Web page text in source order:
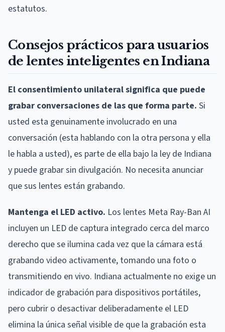
estatutos.
Consejos prácticos para usuarios
de lentes inteligentes en Indiana
El consentimiento unilateral significa que puede
grabar conversaciones de las que forma parte. Si
usted esta genuinamente involucrado en una
conversación (esta hablando con la otra persona y ella
le habla a usted), es parte de ella bajo la ley de Indiana
y puede grabar sin divulgación. No necesita anunciar
que sus lentes están grabando.
Mantenga el LED activo. Los lentes Meta Ray-Ban AI
incluyen un LED de captura integrado cerca del marco
derecho que se ilumina cada vez que la cámara está
grabando video activamente, tomando una foto o
transmitiendo en vivo. Indiana actualmente no exige un
indicador de grabación para dispositivos portátiles,
pero cubrir o desactivar deliberadamente el LED
elimina la única señal visible de que la grabación esta